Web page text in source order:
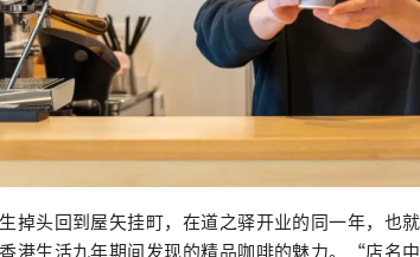
掉头回到屋矢挂町，在道之驿开业的同一年，也
港生活九年期间发现的精品咖啡的魅力。“店